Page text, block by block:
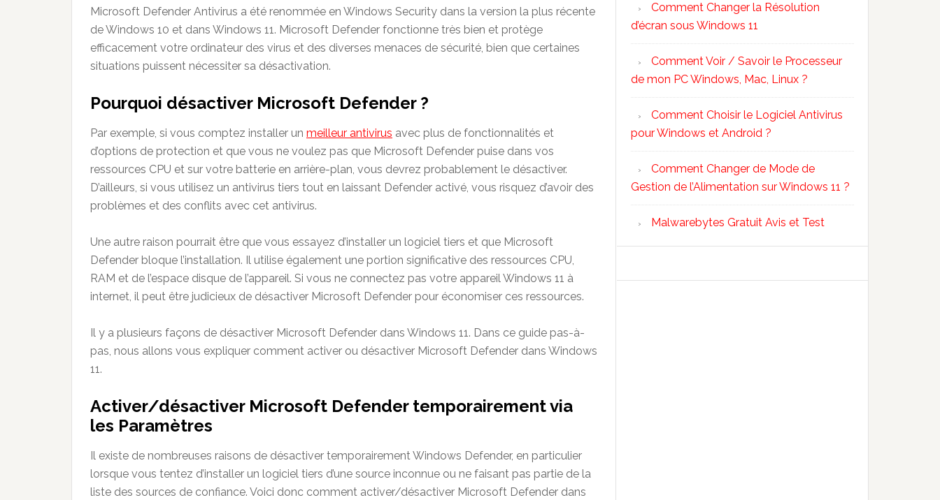
Microsoft Defender Antivirus a été renommée en Windows Security dans la version la plus récente
de Windows 10 et dans Windows 11. Microsoft Defender fonctionne très bien et protège
efficacement votre ordinateur des virus et des diverses menaces de sécurité, bien que certaines
situations puissent nécessiter sa désactivation.
Pourquoi désactiver Microsoft Defender ?
Par exemple, si vous comptez installer un meilleur antivirus avec plus de fonctionnalités et
d’options de protection et que vous ne voulez pas que Microsoft Defender puise dans vos
ressources CPU et sur votre batterie en arrière-plan, vous devrez probablement le désactiver.
D’ailleurs, si vous utilisez un antivirus tiers tout en laissant Defender activé, vous risquez d’avoir des
problèmes et des conflits avec cet antivirus.
Une autre raison pourrait être que vous essayez d’installer un logiciel tiers et que Microsoft
Defender bloque l’installation. Il utilise également une portion significative des ressources CPU,
RAM et de l’espace disque de l’appareil. Si vous ne connectez pas votre appareil Windows 11 à
internet, il peut être judicieux de désactiver Microsoft Defender pour économiser ces ressources.
Il y a plusieurs façons de désactiver Microsoft Defender dans Windows 11. Dans ce guide pas-à-
pas, nous allons vous expliquer comment activer ou désactiver Microsoft Defender dans Windows
11.
Activer/désactiver Microsoft Defender temporairement via
les Paramètres
Il existe de nombreuses raisons de désactiver temporairement Windows Defender, en particulier
lorsque vous tentez d’installer un logiciel tiers d’une source inconnue ou ne faisant pas partie de la
liste des sources de confiance. Voici donc comment activer/désactiver Microsoft Defender dans
Comment Changer la Résolution
d’écran sous Windows 11
Comment Voir / Savoir le Processeur
de mon PC Windows, Mac, Linux ?
Comment Choisir le Logiciel Antivirus
pour Windows et Android ?
Comment Changer de Mode de
Gestion de l’Alimentation sur Windows 11 ?
Malwarebytes Gratuit Avis et Test